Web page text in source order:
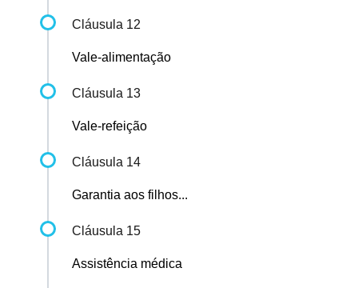
Cláusula 12
Vale-alimentação
Cláusula 13
Vale-refeição
Cláusula 14
Garantia aos filhos...
Cláusula 15
Assistência médica